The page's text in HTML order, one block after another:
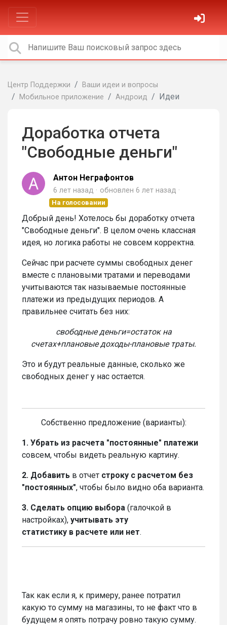
Центр Поддержки
Ваши идеи и вопросы
Мобильное приложение
Андроид Идеи
Доработка отчета
"Свободные деньги"
Антон Неграфонтов
6 лет назад обновлен 6 лет назад
На голосовании
Добрый день! Хотелось бы доработку отчета
"Свободные деньги". В целом очень классная
идея, но логика работы не совсем корректна.
Сейчас при расчете суммы свободных денег
вместе с плановыми тратами и переводами
учитываются так называемые постоянные
платежи из предыдущих периодов. А
правильнее считать без них:
свободные деньги=остаток на
счетах+плановые доходы-плановые траты.
Это и будут реальные данные, сколько же
свободных денег у нас остается.
Собственно предложение (варианты):
1. Убрать из расчета "постоянные" платежи
совсем, чтобы видеть реальную картину.
2. Добавить в отчет строку с расчетом без
"постоянных", чтобы было видно оба варианта.
3. Сделать опцию выбора (галочкой в
настройках), учитывать эту
статистику в расчете или нет.
Так как если я, к примеру, ранее потратил
какую то сумму на магазины, то не факт что в
будущем я опять потрачу ровно такую сумму.